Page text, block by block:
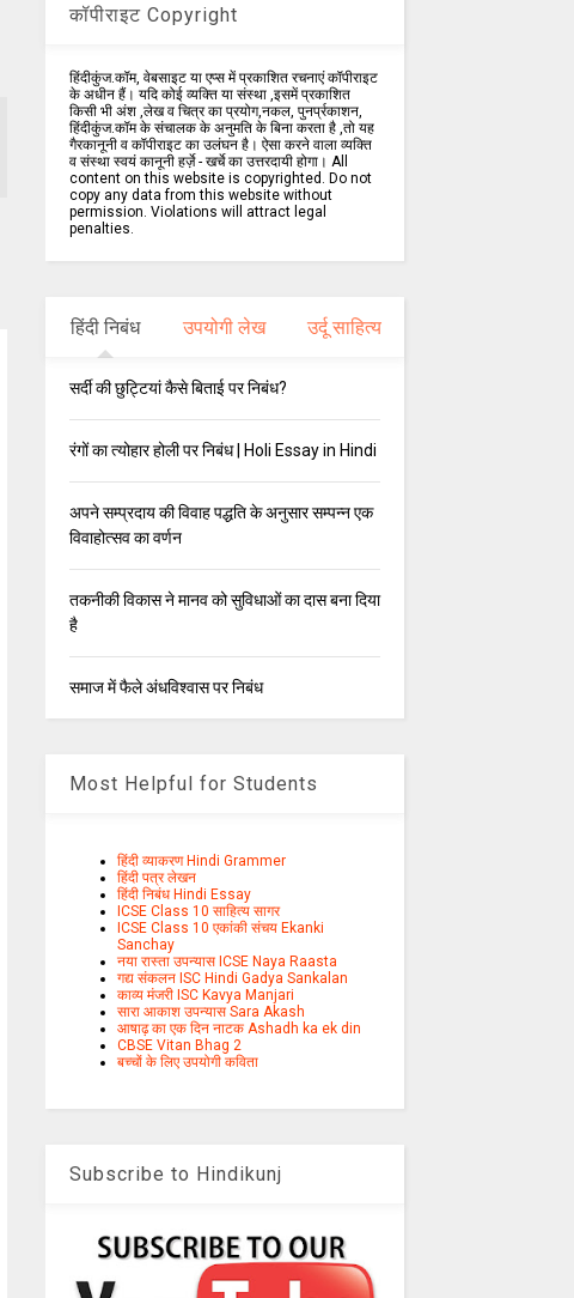
कॉपीराइट Copyright
हिंदीकुंज.कॉम, वेबसाइट या एप्स में प्रकाशित रचनाएं कॉपीराइट
के अधीन हैं। यदि कोई व्यक्ति या संस्था ,इसमें प्रकाशित
किसी भी अंश ,लेख व चित्र का प्रयोग,नकल, पुनर्प्रकाशन,
हिंदीकुंज.कॉम के संचालक के अनुमति के बिना करता है ,तो यह
गैरकानूनी व कॉपीराइट का उलंघन है। ऐसा करने वाला व्यक्ति
व संस्था स्वयं कानूनी हर्ज़े - खर्चे का उत्तरदायी होगा। All
content on this website is copyrighted. Do not
copy any data from this website without
permission. Violations will attract legal
penalties.
हिंदी निबंध उपयोगी लेख उर्दू साहित्य
सर्दी की छुट्टियां कैसे बिताई पर निबंध?
रंगों का त्योहार होली पर निबंध | Holi Essay in Hindi
अपने सम्प्रदाय की विवाह पद्धति के अनुसार सम्पन्न एक
विवाहोत्सव का वर्णन
तकनीकी विकास ने मानव को सुविधाओं का दास बना दिया
है
समाज में फैले अंधविश्वास पर निबंध
Most Helpful for Students
हिंदी व्याकरण Hindi Grammer
हिंदी पत्र लेखन
हिंदी निबंध Hindi Essay
ICSE Class 10 साहित्य सागर
ICSE Class 10 एकांकी संचय Ekanki
Sanchay
नया रास्ता उपन्यास ICSE Naya Raasta
गद्य संकलन ISC Hindi Gadya Sankalan
काव्य मंजरी ISC Kavya Manjari
सारा आकाश उपन्यास Sara Akash
आषाढ़ का एक दिन नाटक Ashadh ka ek din
CBSE Vitan Bhag 2
बच्चों के लिए उपयोगी कविता
Subscribe to Hindikunj